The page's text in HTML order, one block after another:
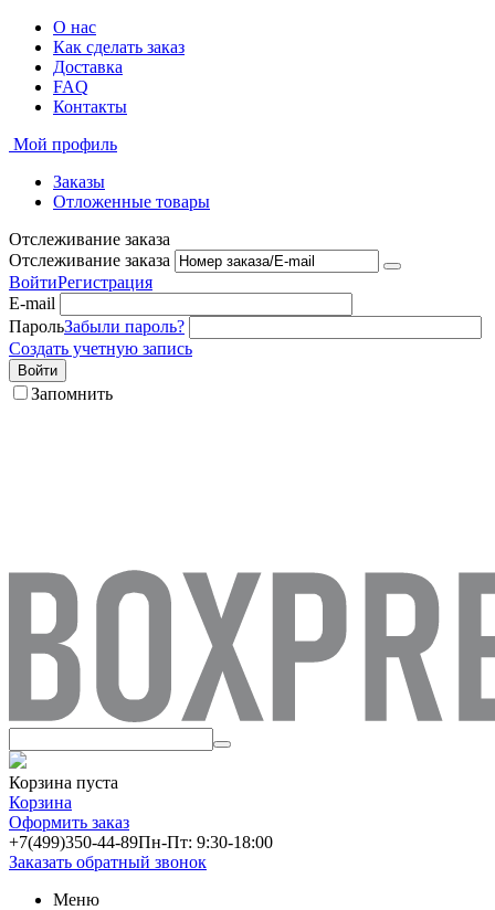
О нас
Как сделать заказ
Доставка
FAQ
Контакты
Мой профиль
Заказы
Отложенные товары
Отслеживание заказа
Отслеживание заказа
ВойтиРегистрация
E-mail
ПарольЗабыли пароль?
Создать учетную запись
Войти
Запомнить
Корзина пуста
Корзина
Оформить заказ
+7(499)350-44-89Пн-Пт: 9:30-18:00
Заказать обратный звонок
Меню